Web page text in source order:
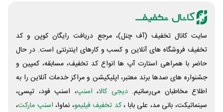
سایت کانال تخفیف (آف چنل)، مرجع دریافت رایگان کوپن و کد
تخفیف فروشگاه های آنلاین و کسب و‌ کارهای اینترنتی است. در حال
حاضر با همراهی استارت آپ ها انواع کد تخفیف، مسابقه، کمپین و
جشنواره های صدها برند معتبر، اپلیکیشن و مراکز خدمات آنلاین را به
اطلاع مخاطبان می‌رسانیم. دیجی کالا، اسنپ، اسنپ فود، تپسی،
سینماتیکت، بانی مد، علی‌ بابا ،کد تخفیف فیلیمو، نماوا، اسنپ مارکت،